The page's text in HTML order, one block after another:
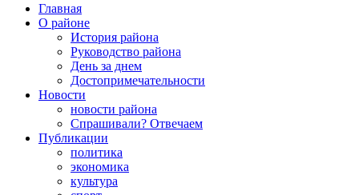
Главная
О районе
История района
Руководство района
День за днем
Достопримечательности
Новости
новости района
Спрашивали? Отвечаем
Публикации
политика
экономика
культура